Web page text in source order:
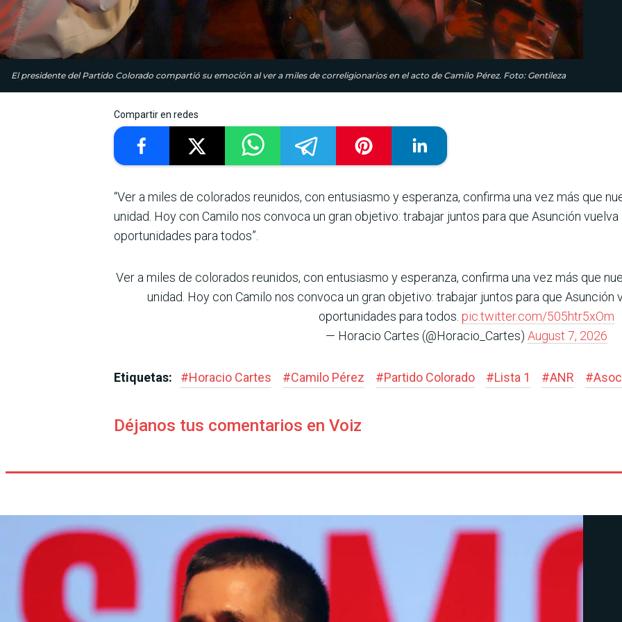
El presidente del Partido Colorado compartió su emoción al ver a miles de correligionarios en el acto de Camilo Pérez. Foto: Gentileza
Compartir en redes
“Ver a miles de colorados reunidos, con entusiasmo y esperanza, confirma una vez más que
unidad. Hoy con Camilo nos convoca un gran objetivo: trabajar juntos para que Asunción
oportunidades para todos”.
Ver a miles de colorados reunidos, con entusiasmo y esperanza, confirma una vez más que
unidad. Hoy con Camilo nos convoca un gran objetivo: trabajar juntos para que Asunción
oportunidades para todos. pic.twitter.com/505htr5xOm
— Horacio Cartes (@Horacio_Cartes) August 7, 2026
Etiquetas: #Horacio Cartes #Camilo Pérez #Partido Colorado #Lista 1 #ANR #
Déjanos tus comentarios en Voiz